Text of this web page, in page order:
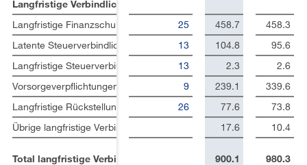
25 458.7
458.3
13
104.8
95.6
13
2.3
2.6
9
239.1
339.6
26
77.6
73.8
17.6
10.4
900.1 980.3
Langfristige Verbindlichkeiten
Langfristige Finanzschulden
Latente Steuerverbindlichkeiten
Langfristige Steuerverbindlichkeiten
Vorsorgeverpflichtungen
Langfristige Rückstellungen
Übrige langfristige Verbindlichkeiten
Total langfristige Verbindlichkeiten